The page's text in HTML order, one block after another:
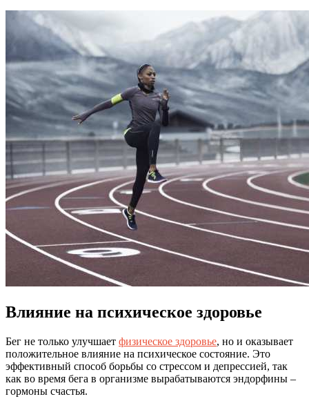
Влияние на психическое здоровье
Бег не только улучшает физическое здоровье, но и оказывает
положительное влияние на психическое состояние. Это
эффективный способ борьбы со стрессом и депрессией, так
как во время бега в организме вырабатываются эндорфины –
гормоны счастья.